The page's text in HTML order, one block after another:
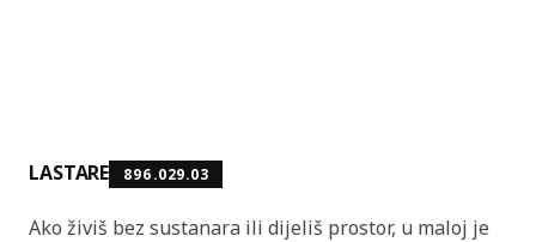
LASTARE 896.029.03
Ako živiš bez sustanara ili dijeliš prostor, u maloj je